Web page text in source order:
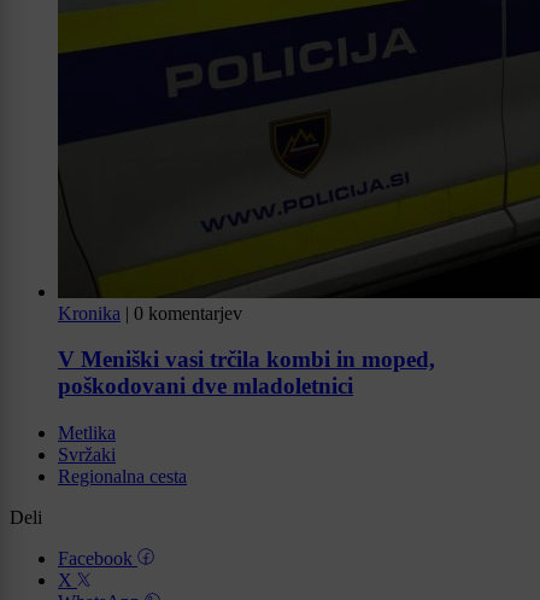
Kronika | 0 komentarjev
V Meniški vasi trčila kombi in moped,
poškodovani dve mladoletnici
Metlika
Svržaki
Regionalna cesta
Deli
Facebook
X